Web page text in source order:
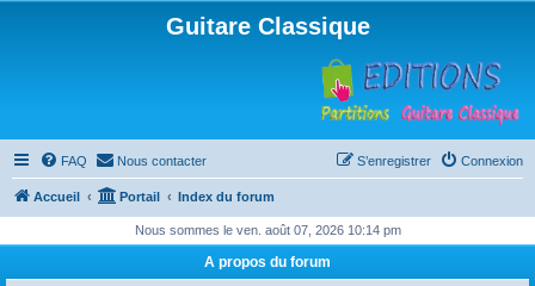
Guitare Classique
FAQ Nous contacter Connexion
S’enregistrer
Accueil Portail Index du forum
Nous sommes le ven. août 07, 2026 10:14 pm
A propos du forum